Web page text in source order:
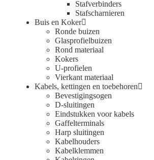
Stafverbinders
Stafscharnieren
Buis en Koker
Ronde buizen
Glasprofielbuizen
Rond materiaal
Kokers
U-profielen
Vierkant materiaal
Kabels, kettingen en toebehoren
Bevestigingsogen
D-sluitingen
Eindstukken voor kabels
Gaffelterminals
Harp sluitingen
Kabelhouders
Kabelklemmen